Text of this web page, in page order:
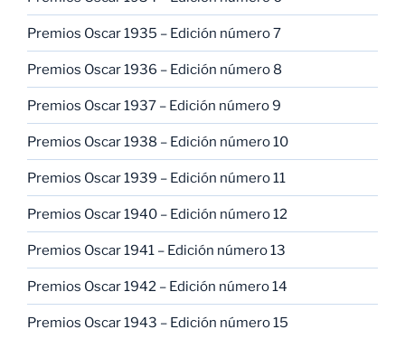
Premios Oscar 1935 – Edición número 7
Premios Oscar 1936 – Edición número 8
Premios Oscar 1937 – Edición número 9
Premios Oscar 1938 – Edición número 10
Premios Oscar 1939 – Edición número 11
Premios Oscar 1940 – Edición número 12
Premios Oscar 1941 – Edición número 13
Premios Oscar 1942 – Edición número 14
Premios Oscar 1943 – Edición número 15